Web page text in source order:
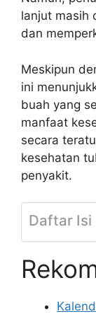
lanjut masih
dan
Meskipun
ini
buah yang
manfaat
secara
kesehatan
penyakit.
Daftar Isi